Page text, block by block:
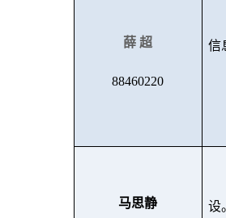
薛 超
88460220
信
马思静 设